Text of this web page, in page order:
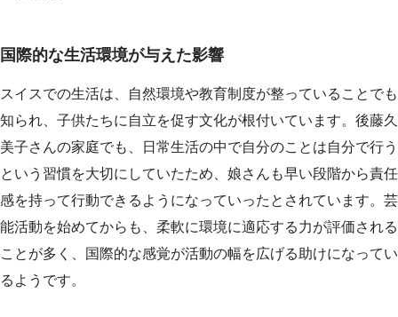
国際的な生活環境が与えた影響
スイスでの生活は、自然環境や教育制度が整っていることでも
知られ、子供たちに自立を促す文化が根付いています。後藤久
美子さんの家庭でも、日常生活の中で自分のことは自分で行う
という習慣を大切にしていたため、娘さんも早い段階から責任
感を持って行動できるようになっていったとされています。芸
能活動を始めてからも、柔軟に環境に適応する力が評価される
ことが多く、国際的な感覚が活動の幅を広げる助けになってい
るようです。